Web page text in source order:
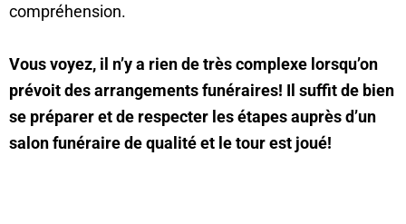
compréhension.
Vous voyez, il n’y a rien de très complexe lorsqu’on
prévoit des arrangements funéraires! Il suffit de bien
se préparer et de respecter les étapes auprès d’un
salon funéraire de qualité et le tour est joué!